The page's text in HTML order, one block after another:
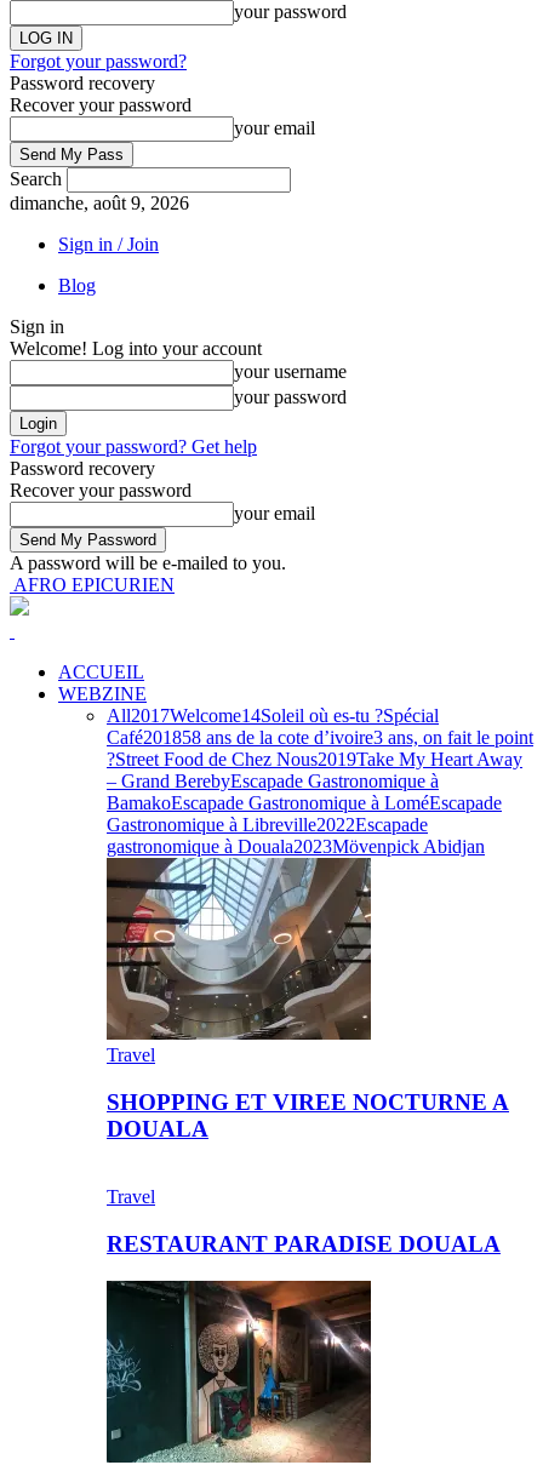
your password
Forgot your password?
Password recovery
Recover your password
your email
Search
dimanche, août 9, 2026
Sign in / Join
Blog
Sign in
Welcome! Log into your account
your username
your password
Forgot your password? Get help
Password recovery
Recover your password
your email
A password will be e-mailed to you.
AFRO EPICURIEN
ACCUEIL
WEBZINE
All2017Welcome14Soleil où es-tu ?Spécial
Café201858 ans de la cote d’ivoire3 ans, on fait le point
?Street Food de Chez Nous2019Take My Heart Away
– Grand BerebyEscapade Gastronomique à
BamakoEscapade Gastronomique à LoméEscapade
Gastronomique à Libreville2022Escapade
gastronomique à Douala2023Mövenpick Abidjan
Travel
SHOPPING ET VIREE NOCTURNE A
DOUALA
Travel
RESTAURANT PARADISE DOUALA